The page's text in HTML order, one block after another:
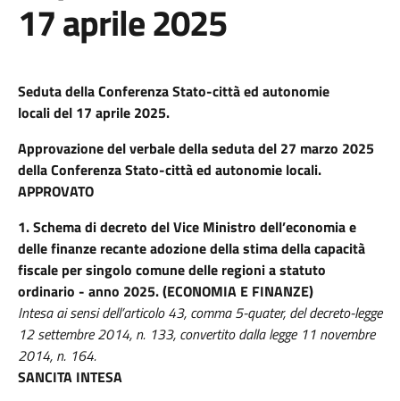
17 aprile 2025
Seduta della Conferenza Stato-città ed autonomie
localidel 17 aprile 2025.
Approvazione del verbale della seduta del 27 marzo 2025
della Conferenza Stato-città ed autonomie locali.
APPROVATO
1. Schema di decreto del Vice Ministro dell’economia e
delle finanze recante adozione della stima della capacità
fiscale per singolo comune delle regioni a statuto
ordinario - anno 2025. (ECONOMIA E FINANZE)
Intesa ai sensi dell’articolo 43, comma 5-quater, del decreto-legge
12 settembre 2014, n. 133, convertito dalla legge 11 novembre
2014, n. 164.
SANCITA INTESA